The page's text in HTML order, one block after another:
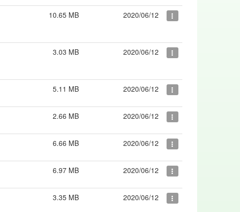
10.65 MB 2020/06/12
3.03 MB 2020/06/12
5.11 MB 2020/06/12
2.66 MB 2020/06/12
6.66 MB 2020/06/12
6.97 MB 2020/06/12
3.35 MB 2020/06/12